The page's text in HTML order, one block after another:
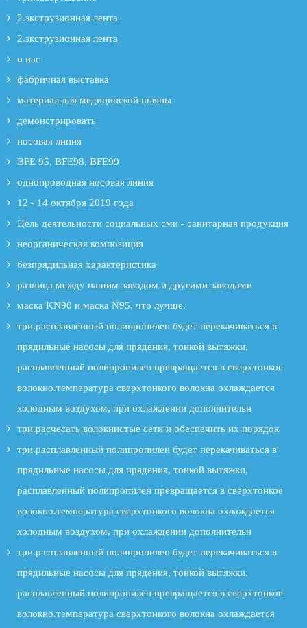
2.экструзионная лента
2.экструзионная лента
о нас
фабричная выставка
материал для медицинской шляпы
демонстрировать
носовая линия
BFE 95, BFE98, BFE99
однопроводная носовая линия
12 - 14 октября 2019 года
Цель деятельности социальных сми - санитарная продукция
неорганическая композиция
безпрядильная характеристика
разница между нашим заводом и другими заводами
маска KN90 и маска N95, что лучше.
три.расплавленный полипропилен будет перекачиваться в
прядильные насосы для прядения, тонкой вытяжки,
расплавленный полипропилен превращается в сверхтонкое
волокно.температура сверхтонкого волокна охлаждается
холодным воздухом, при охлаждении дополнительн
три.расчесать волокнистые сети и обеспечить их порядок
три.расплавленный полипропилен будет перекачиваться в
прядильные насосы для прядения, тонкой вытяжки,
расплавленный полипропилен превращается в сверхтонкое
волокно.температура сверхтонкого волокна охлаждается
холодным воздухом, при охлаждении дополнительн
три.расплавленный полипропилен будет перекачиваться в
прядильные насосы для прядения, тонкой вытяжки,
расплавленный полипропилен превращается в сверхтонкое
волокно.температура сверхтонкого волокна охлаждается